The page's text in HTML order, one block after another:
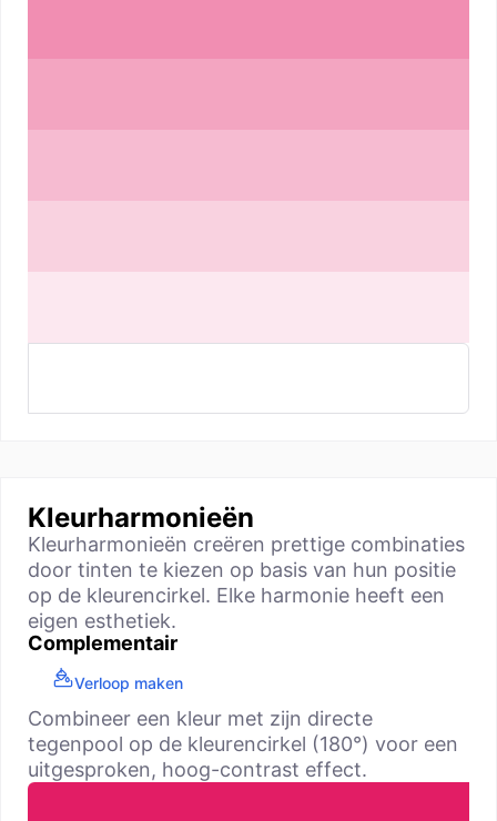
Kleurharmonieën
Kleurharmonieën creëren prettige combinaties
door tinten te kiezen op basis van hun positie
op de kleurencirkel. Elke harmonie heeft een
eigen esthetiek.
Complementair
Verloop maken
Combineer een kleur met zijn directe
tegenpool op de kleurencirkel (180°) voor een
uitgesproken, hoog-contrast effect.